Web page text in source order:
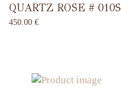
QUARTZ ROSE # 010S
450.00 €